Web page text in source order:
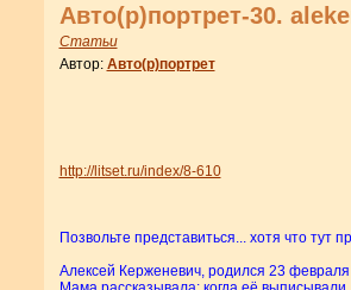
Авто(р)портрет-30.
Статьи
Автор: Авто(р)портрет
http://litset.ru/index/8-610
Позвольте представиться... хотя что тут
Алексей Керженевич, родился 23